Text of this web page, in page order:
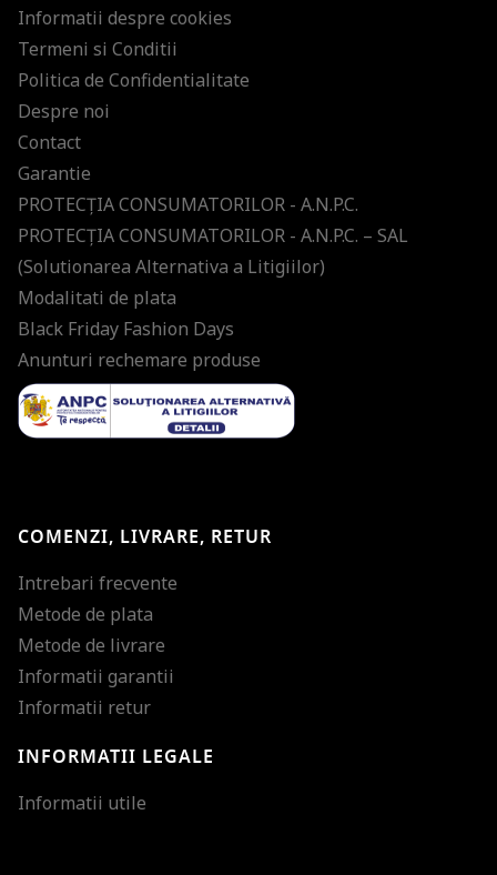
Informatii despre cookies
Termeni si Conditii
Politica de Confidentialitate
Despre noi
Contact
Garantie
PROTECŢIA CONSUMATORILOR - A.N.P.C.
PROTECŢIA CONSUMATORILOR - A.N.P.C. – SAL
(Solutionarea Alternativa a Litigiilor)
Modalitati de plata
Black Friday Fashion Days
Anunturi rechemare produse
COMENZI, LIVRARE, RETUR
Intrebari frecvente
Metode de plata
Metode de livrare
Informatii garantii
Informatii retur
INFORMATII LEGALE
Informatii utile